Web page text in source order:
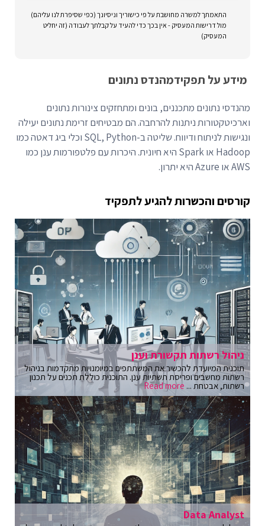
התאמתך למשרה מחושבת על פי כישוריך וניסיונך (כפי שסיפרת לנו עליהם)
מול דרישות המעסיק - אין בכך כדי להעיד על קבלתך לעבודה (זה יחליט
המעסיק)
מידע על תפקידמהנדס נתונים
מהנדסי נתונים מתכננים, בונים ומתחזקים צינורות נתונים
וארכיטקטורות ניתנות להרחבה. הם מבטיחים זרימת נתונים יעילה
ונגישות לניתוח ודיווח. שליטה ב-SQL, Python וכלי ביג דאטה כמו
Hadoop או Spark היא חיונית. היכרות עם פלטפורמות ענן כמו
AWS או Azure היא יתרון.
קורסים והכשרות להגיע לתפקיד
ניהול רשתות תקשורת וענן
תוכנית המיועדת להכשיר את המשתתפים במיומנויות מתקדמות בניהול
רשתות מחשבים ופריסת תשתיות ענן. התוכנית כוללת תכנים על תכנון
רשתות, אבטחת ... Read more
Data Analyst